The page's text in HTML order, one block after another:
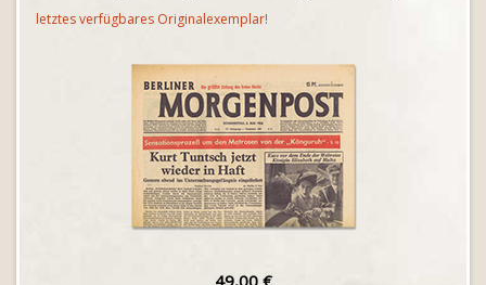
letztes verfügbares Originalexemplar!
49,00 €